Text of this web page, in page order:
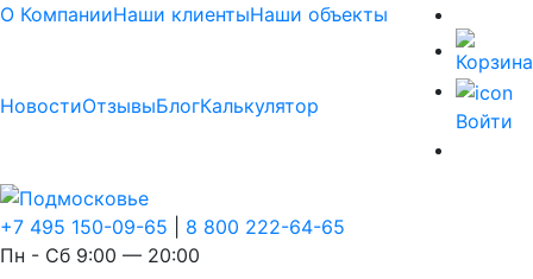
О КомпанииНаши клиентыНаши объекты
НовостиОтзывыБлогКалькулятор
Войти
+7 495 150-09-65
8 800 222-64-65
Пн - Сб 9:00 — 20:00